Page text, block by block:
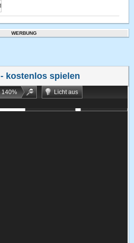
WERBUNG
- kostenlos spielen
140%
Licht aus